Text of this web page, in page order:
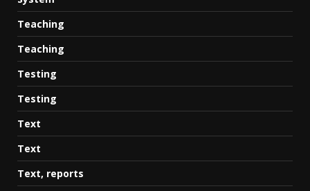
Teaching
Teaching
Testing
Testing
Text
Text
Text, reports